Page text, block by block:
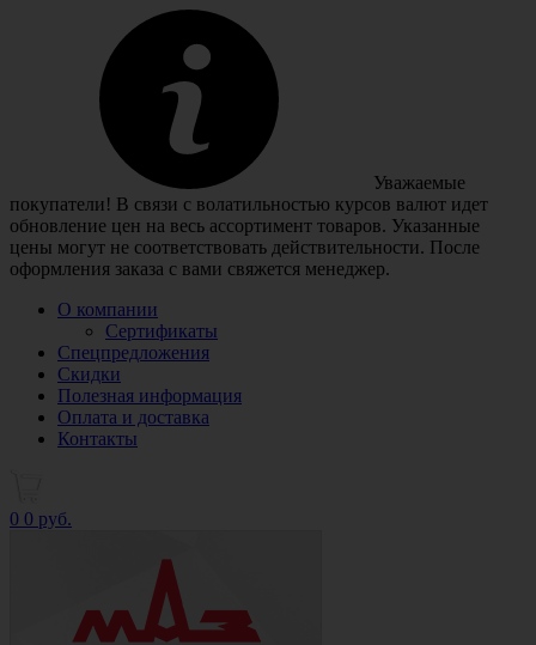
Уважаемые
покупатели! В связи с волатильностью курсов валют идет
обновление цен на весь ассортимент товаров. Указанные
цены могут не соответствовать действительности. После
оформления заказа с вами свяжется менеджер.
О компании
Сертификаты
Спецпредложения
Скидки
Полезная информация
Оплата и доставка
Контакты
0 0 руб.